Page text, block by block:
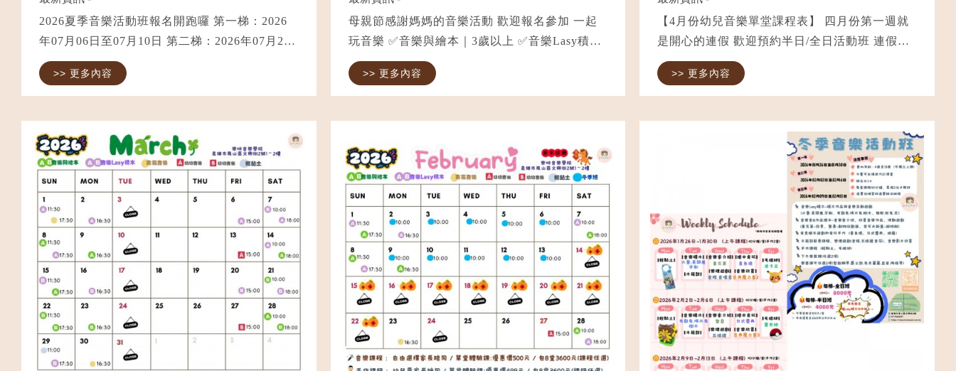
2026夏季音樂活動班報名開跑囉 第一梯：2026
年07月06日至07月10日 第二梯：2026年07月27
日至07月31日 第三梯：2026年08月03日至08月
07日 第四梯：2026年08月24日至08月28日
>> 更多內容
母親節感謝媽媽的音樂活動 歡迎報名參加 一起
玩音樂 ✅音樂與繪本｜3歲以上 ✅音樂Lasy積木
｜3歲以上 ✅奧福音樂｜1.5歲以上 ✅輕黏土手作
｜2.5歲以上 ⭐️音樂課程時數皆為45分鐘 ⭐️輕黏土
>> 更多內容
【4月份幼兒音樂單堂課程表】 四月份第一週就
是開心的連假 歡迎預約半日/全日活動班 連假一
起玩音樂 ✅音樂與繪本｜3歲以上 ✅音樂Lasy積
木｜3歲以上 ✅奧福音樂｜1.5歲以上 ✅輕黏土手
>> 更多內容